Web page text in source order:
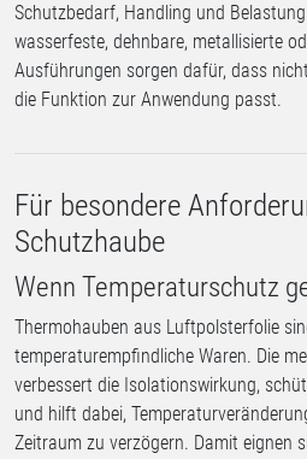
Schutzbedarf, Handling und
wasserfeste, dehnbare, metallisierte
Ausführungen sorgen dafür, dass
die Funktion zur Anwendung passt.
Für besondere
Schutzhaube
Wenn Temperaturschutz
Thermohauben aus Luftpolsterfolie
temperaturempfindliche Waren. Die
verbessert die Isolationswirkung,
und hilft dabei,
Zeitraum zu verzögern. Damit eignen